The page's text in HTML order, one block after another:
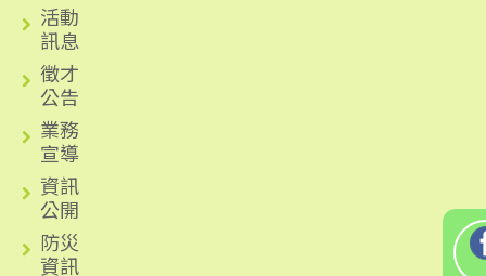
活動
訊息
徵才
公告
業務
宣導
資訊
公開
防災
資訊